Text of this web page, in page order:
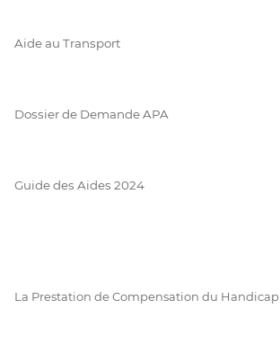
Aide au Transport
Dossier de Demande APA
Guide des Aides 2024
La Prestation de Compensation du Handicap